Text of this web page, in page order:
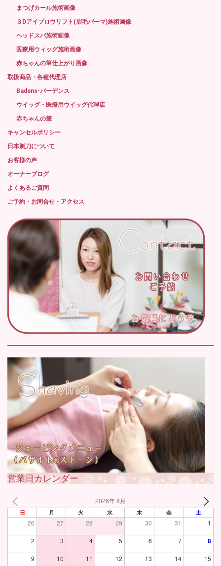
まつげカール施術画像
３Dアイブロウリフト(眉毛パーマ)施術画像
ヘッドスパ施術画像
医療用ウィッグ施術画像
赤ちゃんの筆仕上がり画像
取扱商品・各種代理店
Badens-バーデンス
ウイッグ・医療用ウイッグ代理店
赤ちゃんの筆
キャンセルポリシー
日本剃刀について
お客様の声
オーナーブログ
よくあるご質問
ご予約・お問合せ・アクセス
営業日カレンダー
2026年 8月
日 月 火 水 木 金 土
26 27 28 29 30 31 1
2 3 4 5 6 7 8
9 10 11 12 13 14 15